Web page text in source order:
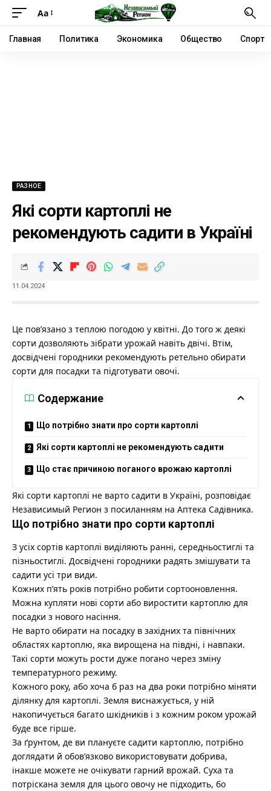
Аа
Главная Политика Экономика Общество Спорт
РАЗНОЕ
Які сорти картоплі не
рекомендують садити в Україні
11.04.2024
Це пов’язано з теплою погодою у квітні. До того ж деякі
сорти дозволяють зібрати урожай навіть двічі. Втім,
досвідчені городники рекомендують ретельно обирати
сорти для посадки та підготувати овочі.
Содержание
Що потрібно знати про сорти картоплі
Які сорти картоплі не рекомендують садити
Що стає причиною поганого врожаю картоплі
Які сорти картоплі не варто садити в Україні, розповідає
Независимый Регион з посиланням на Аптека Садівника.
Що потрібно знати про сорти картоплі
З усіх сортів картоплі виділяють ранні, середньостиглі та
пізньостиглі. Досвідчені городники радять змішувати та
садити усі три види.
Кожних п’ять років потрібно робити сортооновлення.
Можна купляти нові сорти або виростити картоплю для
посадки з нового насіння.
Не варто обирати на посадку в західних та північних
областях картоплю, яка вирощена на півдні, і навпаки.
Такі сорти можуть рости дуже погано через зміну
температурного режиму.
Кожного року, або хоча б раз на два роки потрібно міняти
ділянку для картоплі. Земля виснажується, у ній
накопичується багато шкідників і з кожним роком урожай
буде все гірше.
За ґрунтом, де ви плануєте садити картоплю, потрібно
доглядати й обов’язково використовувати добрива,
інакше можете не очікувати гарний врожай. Суха та
потріскана земля для цього овочу не підходить, бо